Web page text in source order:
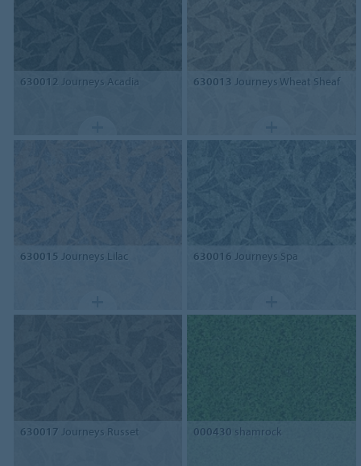
630012 Journeys Acadia 630013 Journeys Wheat Sheaf
630015 Journeys Lilac 630016 Journeys Spa
630017 Journeys Russet 000430 shamrock